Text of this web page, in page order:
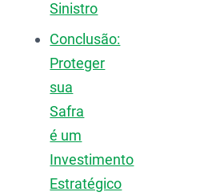
Sinistro
Conclusão:
Proteger
sua
Safra
é um
Investimento
Estratégico